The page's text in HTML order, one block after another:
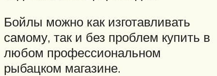
Бойлы можно как изготавливать
самому, так и без проблем купить в
любом профессиональном
рыбацком магазине.